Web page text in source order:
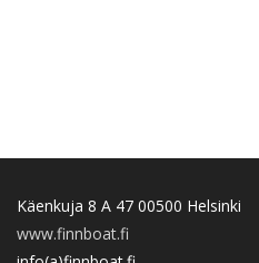
Käenkuja 8 A 47 00500 Helsinki
www.finnboat.fi